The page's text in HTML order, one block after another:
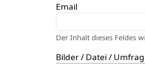
Email
Der Inhalt dieses Feldes
Bilder / Datei /